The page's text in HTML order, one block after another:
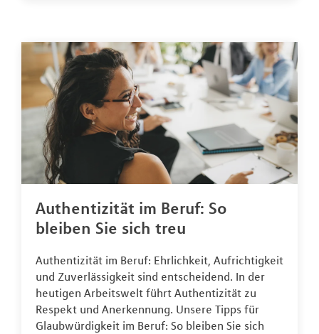
Authentizität im Beruf: So
bleiben Sie sich treu
Authentizität im Beruf: Ehrlichkeit, Aufrichtigkeit
und Zuverlässigkeit sind entscheidend. In der
heutigen Arbeitswelt führt Authentizität zu
Respekt und Anerkennung. Unsere Tipps für
Glaubwürdigkeit im Beruf: So bleiben Sie sich